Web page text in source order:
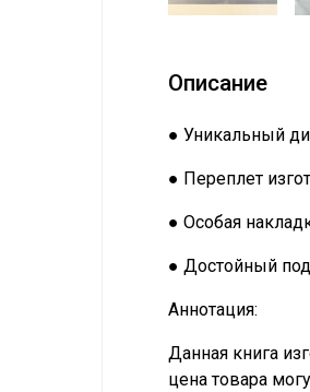
Описание
● Уникальный
● Переплет
● Особая
● Достойный
Аннотация:
Данная книга
цена товара